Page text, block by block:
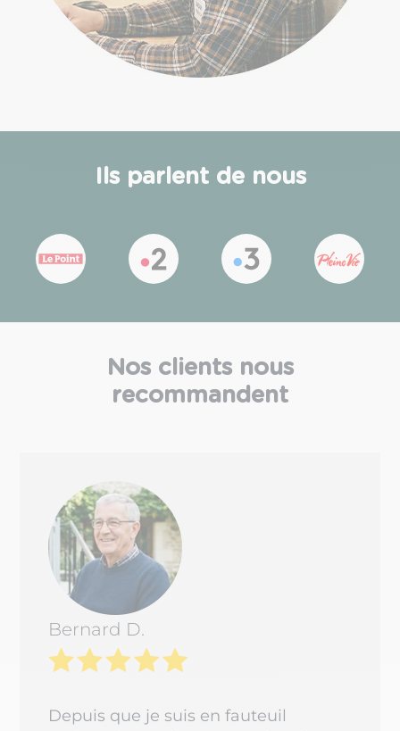
Ils parlent de nous
Nos clients nous
recommandent
Bernard D.
Depuis que je suis en fauteuil